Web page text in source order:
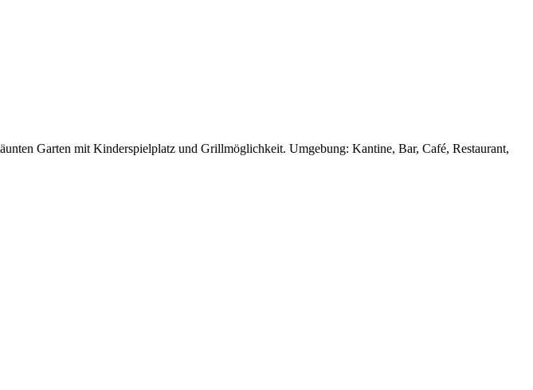
Garten mit Kinderspielplatz und Grillmöglichkeit. Umgebung: Kantine, Bar, Café, Restaurant,